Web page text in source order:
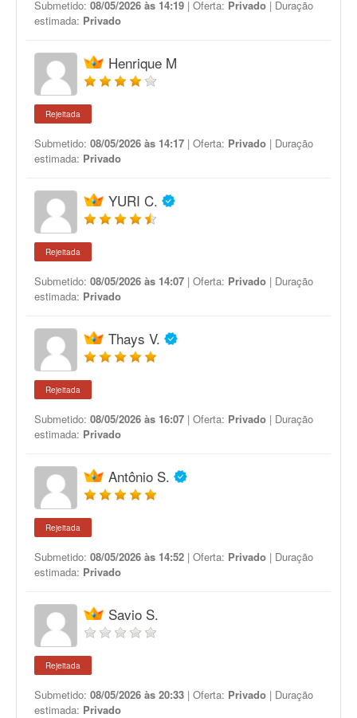
Submetido: 08/05/2026 às 14:19 | Oferta: Privado | Duração
estimada: Privado
Henrique M
Rejeitada
Submetido: 08/05/2026 às 14:17 | Oferta: Privado | Duração
estimada: Privado
YURI C.
Rejeitada
Submetido: 08/05/2026 às 14:07 | Oferta: Privado | Duração
estimada: Privado
Thays V.
Rejeitada
Submetido: 08/05/2026 às 16:07 | Oferta: Privado | Duração
estimada: Privado
Antônio S.
Rejeitada
Submetido: 08/05/2026 às 14:52 | Oferta: Privado | Duração
estimada: Privado
Savio S.
Rejeitada
Submetido: 08/05/2026 às 20:33 | Oferta: Privado | Duração
estimada: Privado